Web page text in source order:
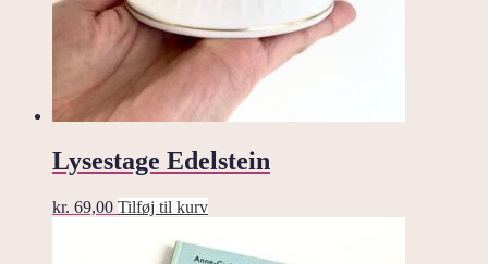
Lysestage Edelstein
kr. 69,00 Tilføj til kurv